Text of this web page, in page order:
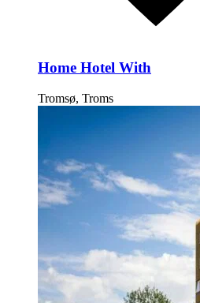
Home Hotel With
Tromsø, Troms